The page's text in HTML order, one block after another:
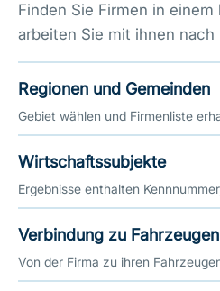
Finden Sie Firmen in
arbeiten Sie mit ihnen nach
Regionen und Gemeinden
Gebiet wählen und Firmenliste
Wirtschaftssubjekte
Ergebnisse enthalten
Verbindung zu Fahrzeugen
Von der Firma zu ihren